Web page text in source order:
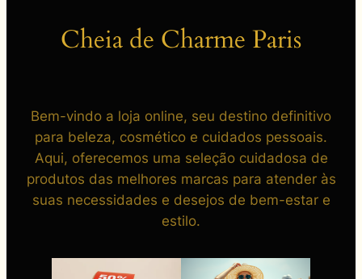
Cheia de Charme Paris
Bem-vindo a loja online, seu destino definitivo
para beleza, cosmético e cuidados pessoais.
Aqui, oferecemos uma seleção cuidadosa de
produtos das melhores marcas para atender às
suas necessidades e desejos de bem-estar e
estilo.